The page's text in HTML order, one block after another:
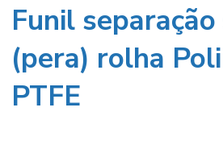
Funil
(pera) rolha
PTFE